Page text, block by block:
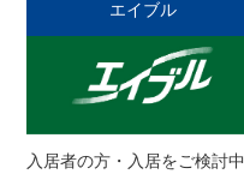
エイブル
入居者の方・入居をご検討中